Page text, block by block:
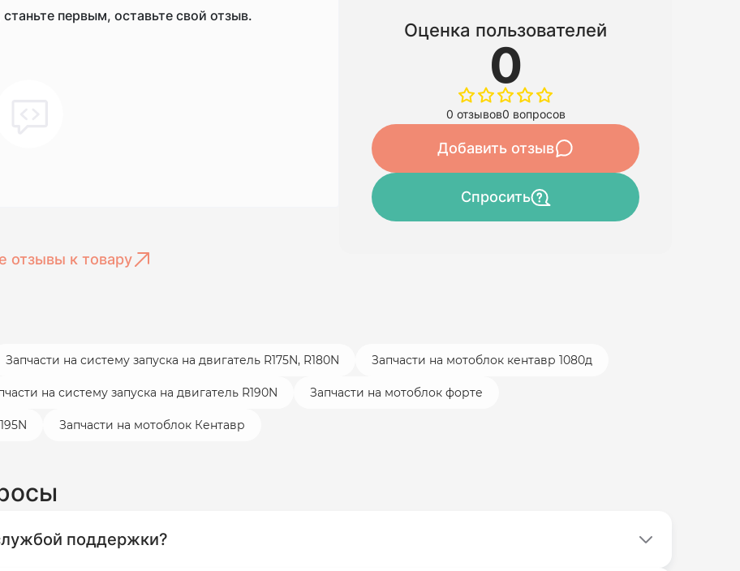
первым, оставьте свой отзыв.
отзывы к товару
Оценка пользователей
0
0 отзывов0 вопросов
Добавить отзыв
Спросить
Запчасти на систему запуска на двигатель R175N, R180N Запчасти на мотоблок кентавр 1080д
на систему запуска на двигатель R190N Запчасти на мотоблок форте
Запчасти на мотоблок Кентавр
поддержки?